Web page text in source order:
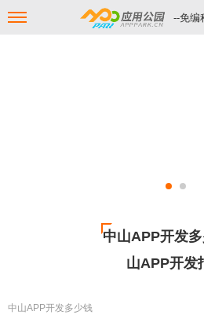
--免编
中山APP开发
山APP开发
中山APP开发多少钱